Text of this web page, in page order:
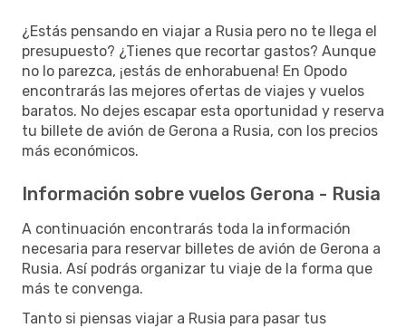
¿Estás pensando en viajar a Rusia pero no te llega el
presupuesto? ¿Tienes que recortar gastos? Aunque
no lo parezca, ¡estás de enhorabuena! En Opodo
encontrarás las mejores ofertas de viajes y vuelos
baratos. No dejes escapar esta oportunidad y reserva
tu billete de avión de Gerona a Rusia, con los precios
más económicos.
Información sobre vuelos Gerona - Rusia
A continuación encontrarás toda la información
necesaria para reservar billetes de avión de Gerona a
Rusia. Así podrás organizar tu viaje de la forma que
más te convenga.
Tanto si piensas viajar a Rusia para pasar tus